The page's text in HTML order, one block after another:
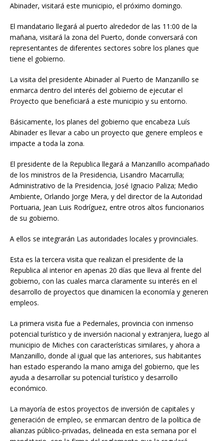
Abinader, visitará este municipio, el próximo domingo.
El mandatario llegará al puerto alrededor de las 11:00 de la
mañana, visitará la zona del Puerto, donde conversará con
representantes de diferentes sectores sobre los planes que
tiene el gobierno.
La visita del presidente Abinader al Puerto de Manzanillo se
enmarca dentro del interés del gobierno de ejecutar el
Proyecto que beneficiará a este municipio y su entorno.
Básicamente, los planes del gobierno que encabeza Luís
Abinader es llevar a cabo un proyecto que genere empleos e
impacte a toda la zona.
El presidente de la Republica llegará a Manzanillo acompañado
de los ministros de la Presidencia, Lisandro Macarrulla;
Administrativo de la Presidencia, José Ignacio Paliza; Medio
Ambiente, Orlando Jorge Mera, y del director de la Autoridad
Portuaria, Jean Luis Rodríguez, entre otros altos funcionarios
de su gobierno.
A ellos se integrarán Las autoridades locales y provinciales.
Esta es la tercera visita que realizan el presidente de la
Republica al interior en apenas 20 días que lleva al frente del
gobierno, con las cuales marca claramente su interés en el
desarrollo de proyectos que dinamicen la economía y generen
empleos.
La primera visita fue a Pedernales, provincia con inmenso
potencial turístico y de inversión nacional y extranjera, luego al
municipio de Miches con características similares, y ahora a
Manzanillo, donde al igual que las anteriores, sus habitantes
han estado esperando la mano amiga del gobierno, que les
ayuda a desarrollar su potencial turístico y desarrollo
económico.
La mayoría de estos proyectos de inversión de capitales y
generación de empleo, se enmarcan dentro de la política de
alianzas público-privadas, delineada en esta semana por el